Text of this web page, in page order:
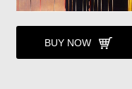
BUY NOW